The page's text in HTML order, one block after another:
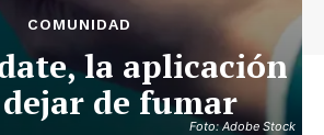
Foto: Adobe Stock
COMUNIDAD
la aplicación
de fumar